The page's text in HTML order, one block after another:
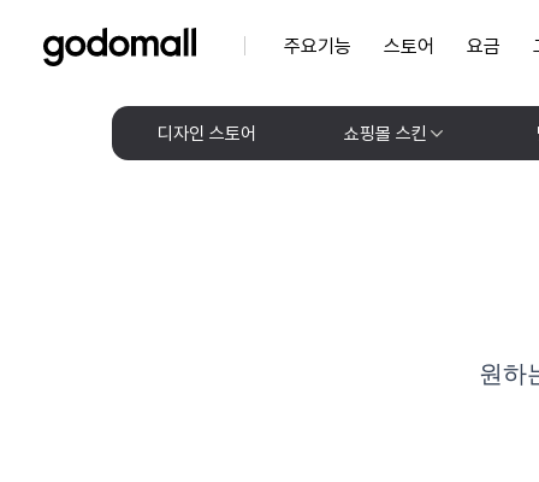
주요기능 스토어 요금
디자인 스토어 쇼핑몰 스킨
원하